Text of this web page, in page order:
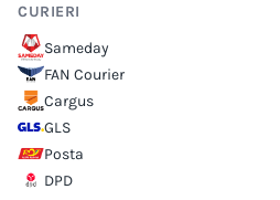
CURIERI
Sameday
FAN Courier
Cargus
GLS
Posta
DPD